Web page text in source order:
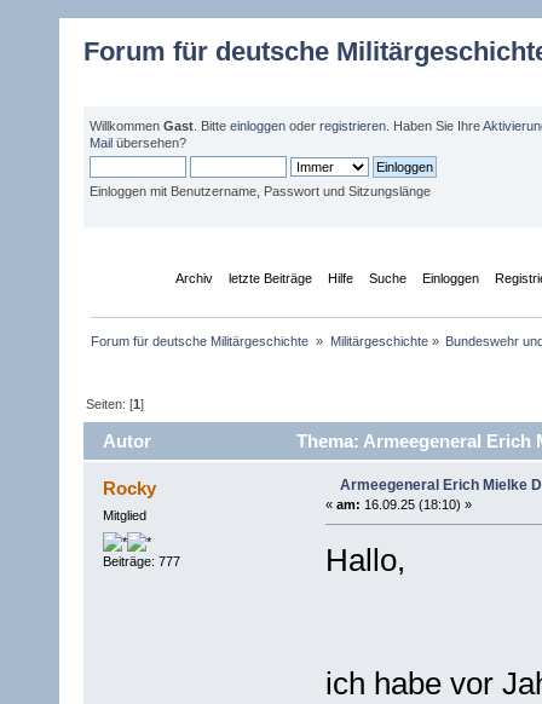
Forum für deutsche
Willkommen Gast . Bitte einloggen oder registrieren . Haben Sie Ihre
Mail übersehen?
Einloggen mit Benutzername, Passwort und Sitzungslänge
Archiv letzte Beiträge Hilfe Suche Einloggen
Forum für deutsche Militärgeschichte » Militärgeschichte» Bundeswehr
Seiten: [1]
Autor Thema: Armeegeneral Erich
Rocky
Mitglied
Beiträge: 777
Armeegeneral Erich Mielke
« am: 16.09.25 (18:10) »
Hallo,
ich habe vor